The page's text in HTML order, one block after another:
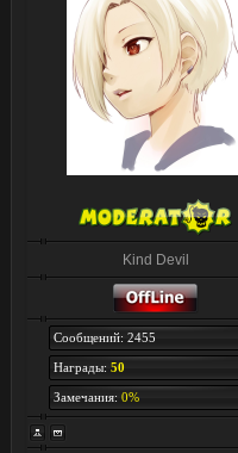
Kind Devil
Сообщений: 2455
Награды: 50
Замечания: 0%